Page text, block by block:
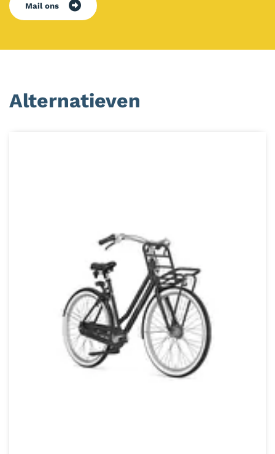
Mail ons
Alternatieven